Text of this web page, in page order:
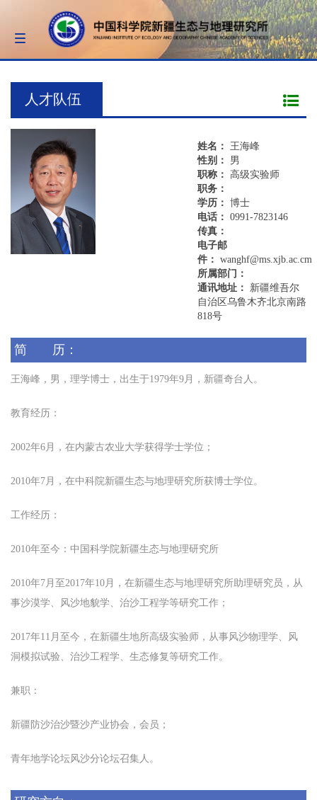
Toggle
navigation
人才队伍
姓名：
王海峰
性别：
男
职称：
高级实验师
职务：
学历： 博士
电话： 0991-7823146
传真：
电子邮
件： wanghf@ms.xjb.ac.cm
所属部门：
通讯地址：
新疆维吾尔
自治区乌鲁木齐北京南路
818号
简 历：
王海峰 ，男，理学博士，出生于1979年9月 ， 新疆奇台 人。
教育经历：
2002年6月，在内蒙古农业大学获得学士学位；
2010年7月，在中科院新疆生态与地理研究所获博士学位。
工作经历：
2010年至今：中国科学院新疆生态与地理研究所
2010年7月至2017年10月，在新疆生态与地理研究所助理研究员，从
事沙漠学、风沙地貌学、治沙工程学等研究工作 ；
2017年11 月至今 ，在新疆生地所高级实验师 ，从事风沙物理学、风
洞模拟试验、治沙工程学、生态修复等研究工作。
兼职：
新疆防沙治沙暨沙产业协会，会员；
青年地学论坛风沙分论坛召集人。